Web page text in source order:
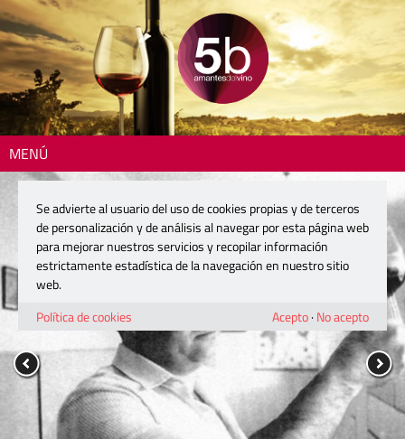
MENÚ
Se advierte al usuario del uso de cookies propias y de terceros
de personalización y de análisis al navegar por esta página web
para mejorar nuestros servicios y recopilar información
estrictamente estadística de la navegación en nuestro sitio
web.
Política de cookies
Acepto· No acepto